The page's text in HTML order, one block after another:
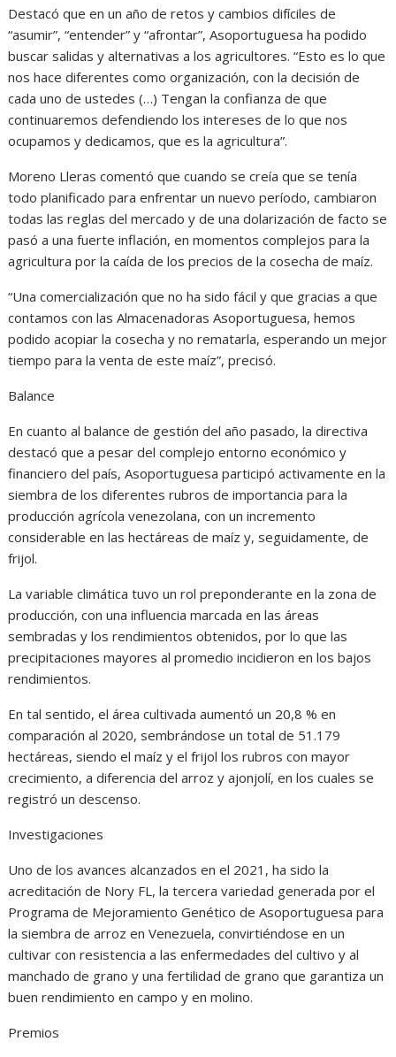
Destacó que en un año de retos y cambios difíciles de
“asumir”, “entender” y “afrontar”, Asoportuguesa ha podido
buscar salidas y alternativas a los agricultores. “Esto es lo que
nos hace diferentes como organización, con la decisión de
cada uno de ustedes (…) Tengan la confianza de que
continuaremos defendiendo los intereses de lo que nos
ocupamos y dedicamos, que es la agricultura”.
Moreno Lleras comentó que cuando se creía que se tenía
todo planificado para enfrentar un nuevo período, cambiaron
todas las reglas del mercado y de una dolarización de facto se
pasó a una fuerte inflación, en momentos complejos para la
agricultura por la caída de los precios de la cosecha de maíz.
“Una comercialización que no ha sido fácil y que gracias a que
contamos con las Almacenadoras Asoportuguesa, hemos
podido acopiar la cosecha y no rematarla, esperando un mejor
tiempo para la venta de este maíz”, precisó.
Balance
En cuanto al balance de gestión del año pasado, la directiva
destacó que a pesar del complejo entorno económico y
financiero del país, Asoportuguesa participó activamente en la
siembra de los diferentes rubros de importancia para la
producción agrícola venezolana, con un incremento
considerable en las hectáreas de maíz y, seguidamente, de
frijol.
La variable climática tuvo un rol preponderante en la zona de
producción, con una influencia marcada en las áreas
sembradas y los rendimientos obtenidos, por lo que las
precipitaciones mayores al promedio incidieron en los bajos
rendimientos.
En tal sentido, el área cultivada aumentó un 20,8 % en
comparación al 2020, sembrándose un total de 51.179
hectáreas, siendo el maíz y el frijol los rubros con mayor
crecimiento, a diferencia del arroz y ajonjolí, en los cuales se
registró un descenso.
Investigaciones
Uno de los avances alcanzados en el 2021, ha sido la
acreditación de Nory FL, la tercera variedad generada por el
Programa de Mejoramiento Genético de Asoportuguesa para
la siembra de arroz en Venezuela, convirtiéndose en un
cultivar con resistencia a las enfermedades del cultivo y al
manchado de grano y una fertilidad de grano que garantiza un
buen rendimiento en campo y en molino.
Premios